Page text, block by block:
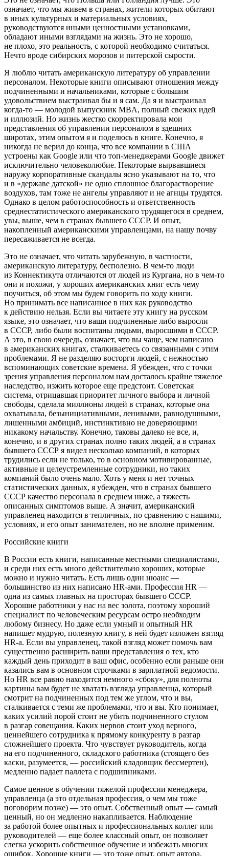
означает, что мы живем в странах, жители которых обитают
в иных культурных и материальных условиях,
руководствуются иными ценностными установками,
обладают иными взглядами на жизнь. Это не хорошо,
не плохо, это реальность, с которой необходимо считаться.
Нечто вроде сибирских морозов и питерской сырости.
Я люблю читать американскую литературу об управлении
персоналом. Некоторые книги описывают отношения между
подчиненными и начальниками, которые с большим
удовольствием выстраивал бы и я сам. Да я и выстраивал
когда-то — молодой выпускник MBA, полный свежих идей
и иллюзий. Но жизнь жестко скорректировала мои
представления об управлении персоналом в здешних
широтах, этим опытом я и поделюсь в книге. Конечно, я
никогда не верил до конца, что все компании в США
устроены как Google или что топ-менеджерами Google движет
исключительно человеколюбие. Некоторые вырвавшиеся
наружу корпоративные скандалы ясно указывают на то, что
и в «державе датской» не одно сплошное благорастворение
воздухов, там тоже не ангелы управляют и не агнцы трудятся.
Однако в целом работоспособность и ответственность
среднестатистического американского трудящегося в среднем,
увы, выше, чем в странах бывшего СССР. И опыт,
накопленный американскими управленцами, на нашу почву
пересаживается не всегда.
Это не означает, что читать зарубежную, в частности,
американскую литературу, бесполезно. В чем-то люди
из Коннектикута отличаются от людей из Кургана, но в чем-то
они и похожи, у хороших американских книг есть чему
поучиться, об этом мы будем говорить по ходу книги.
Но принимать все написанное в них как руководство
к действию нельзя. Если вы читаете эту книгу на русском
языке, это означает, что ваши подчиненные либо выросли
в СССР, либо были воспитаны людьми, выросшими в СССР.
А это, в свою очередь, означает, что вы чаще, чем написано
в американских книгах, сталкиваетесь со связанными с этим
проблемами. Я не разделяю восторги людей, с нежностью
вспоминающих советские времена. Я убежден, что с точки
зрения управления персоналом нам досталось крайне тяжелое
наследство, изжить которое еще предстоит. Советская
система, отрицавшая приоритет личного выбора и личной
свободы, сделала миллионы людей в странах, которые она
охватывала, безынициативными, ленивыми, равнодушными,
лишенными амбиций, инстинктивно не доверяющими
никакому начальству. Конечно, таковы далеко не все, и,
конечно, и в других странах полно таких людей, а в странах
бывшего СССР я видел несколько компаний, в которых
трудились если не только, то в основном мотивированные,
активные и целеустремленные сотрудники, но таких
компаний было очень мало. Хоть у меня и нет точных
статистических данных, я убежден, что в странах бывшего
СССР качество персонала в среднем ниже, а тяжесть
описанных симптомов выше. А значит, американский
управленец находится в тепличных, по сравнению с нашими,
условиях, и его опыт занимателен, но не вполне применим.
Российские книги
В России есть книги, написанные местными специалистами,
и среди них есть много действительно хороших, которые
можно и нужно читать. Есть лишь один нюанс —
большинство из них написано HR-ами. Профессия HR —
одна из самых главных на просторах бывшего СССР.
Хорошие работники у нас на вес золота, поэтому хороший
специалист по человеческим ресурсам остро необходим
любому бизнесу. Но даже если умный и опытный HR
напишет мудрую, полезную книгу, в ней будет изложен взгляд
HR-а. Если вы управленец, такой взгляд может помочь вам
существенно расширить ваши представления о тех, кто
каждый день приходит в ваш офис, особенно если раньше они
казались вам в основном строчками в зарплатной ведомости.
Но HR все равно находится немного «сбоку», для полноты
картины вам будет не хватать взгляда управленца, который
смотрит на подчиненных под тем же углом, что и вы,
сталкивается с теми же проблемами, что и вы. Кто понимает,
каких усилий порой стоит не убить подчиненного стулом
в разгар совещания. Каких нервов стоит уход верного,
ценнейшего сотрудника к прямому конкуренту в разгар
сложнейшего проекта. Что чувствует руководитель, когда
на его подчиненного, складского работника (стоящего без
каски, разумеется, — российский кладовщик бессмертен),
медленно падает паллета с подшипниками.
Самое ценное в обучении тяжелой профессии менеджера,
управленца (а это отдельная профессия, о чем мы тоже
поговорим позже) — это опыт. Собственный опыт — самый
ценный, но он медленно накапливается. Наблюдение
за работой более опытных и профессиональных коллег или
руководителей — еще более классный опыт, он позволяет
слегка ускорить собственное обучение и избежать многих
ошибок. Хорошие книги — это тоже опыт, опыт автора,